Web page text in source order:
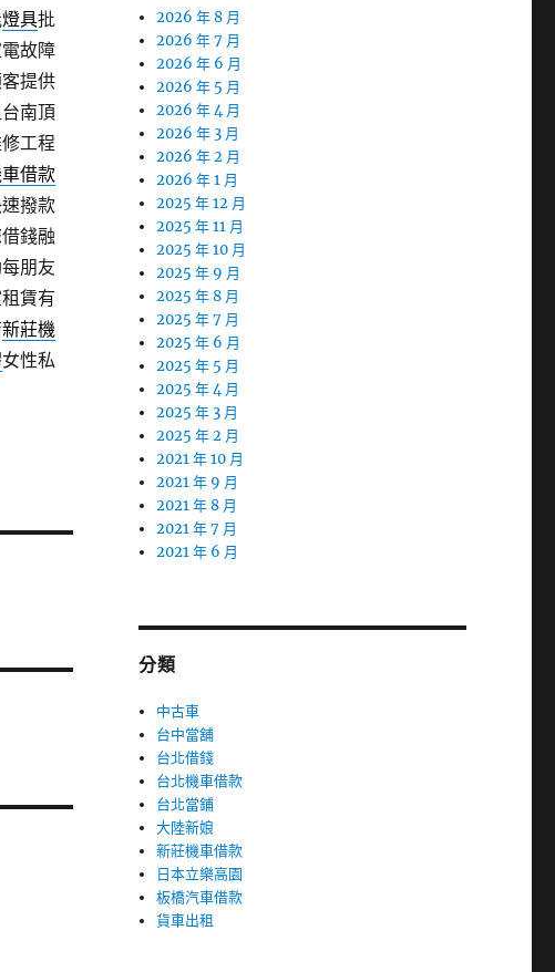
燈具批
故障
提供
南頂
工程
借款
撥款
錢融
朋友
賃有
新莊機
女性私
2026 年 8 月
2026 年 7 月
2026 年 6 月
2026 年 5 月
2026 年 4 月
2026 年 3 月
2026 年 2 月
2026 年 1 月
2025 年 12 月
2025 年 11 月
2025 年 10 月
2025 年 9 月
2025 年 8 月
2025 年 7 月
2025 年 6 月
2025 年 5 月
2025 年 4 月
2025 年 3 月
2025 年 2 月
2021 年 10 月
2021 年 9 月
2021 年 8 月
2021 年 7 月
2021 年 6 月
分類
中古車
台中當舖
台北借錢
台北機車借款
台北當鋪
大陸新娘
新莊機車借款
日本立樂高園
板橋汽車借款
貨車出租